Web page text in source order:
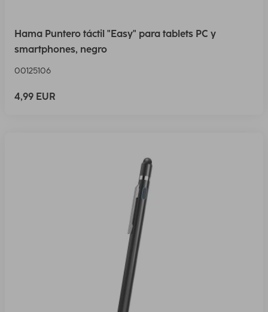
Hama Puntero táctil "Easy" para tablets PC y
smartphones, negro
00125106
4,99 EUR